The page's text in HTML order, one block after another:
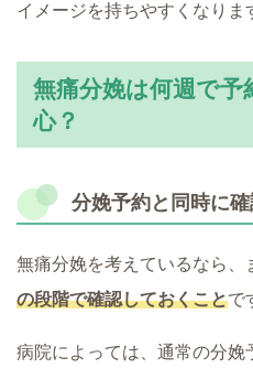
イメージを持ちやすくなりま
無痛分娩は何週で
心？
分娩予約と同時に
無痛分娩を考えているなら、
の段階で確認しておくことで
病院によっては、通常の分